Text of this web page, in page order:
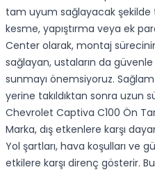
tam uyum sağlayacak şekilde
kesme, yapıştırma veya ek
Center olarak, montaj
sağlayan, ustaların da
sunmayı önemsiyoruz.
yerine takıldıktan sonra uzun
Chevrolet Captiva C100 Ön
Marka, dış etkenlere karşı
Yol şartları, hava koşulları ve
etkilere karşı direnç gösterir.